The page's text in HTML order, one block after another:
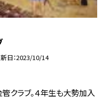
日 2023/10/14
クラブ。４年生も大勢加入